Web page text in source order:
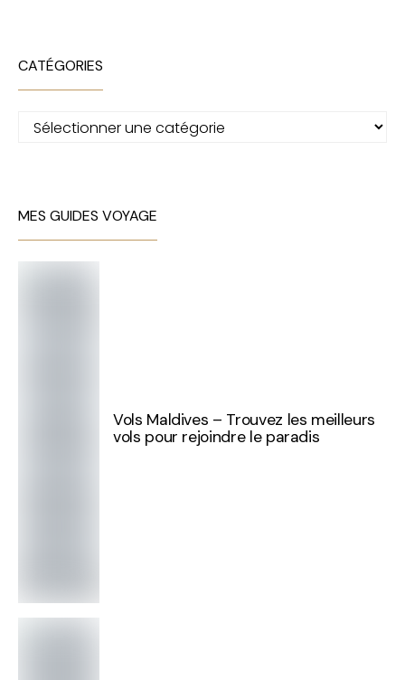
CATÉGORIES
Catégories
MES GUIDES VOYAGE
Vols Maldives – Trouvez les meilleurs
vols pour rejoindre le paradis